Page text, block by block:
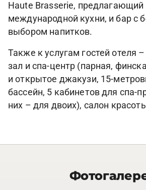
Haute Brasserie,
международной кухни, и бар с
выбором напитков.
Также к услугам гостей отеля
зал и спа-центр (парная,
и открытое джакузи, 15-
бассейн, 5 кабинетов для спа-
них – для двоих), салон